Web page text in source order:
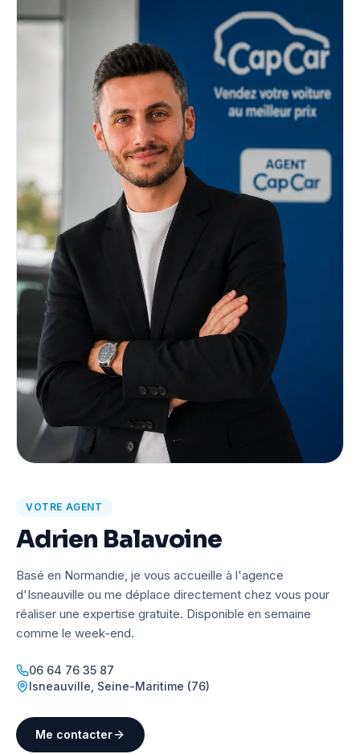
VOTRE AGENT
Adrien Balavoine
Basé en Normandie, je vous accueille à l'agence
d'Isneauville ou me déplace directement chez vous pour
réaliser une expertise gratuite. Disponible en semaine
comme le week-end.
06 64 76 35 87
Isneauville Seine-Maritime (76)
Me contacter